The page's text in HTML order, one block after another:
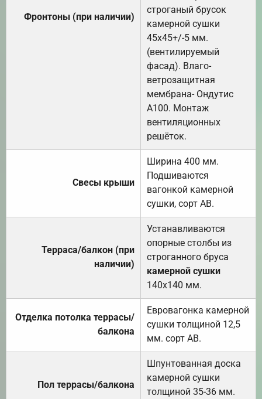
Фронтоны (при наличии)
строганый брусок
камерной сушки
45х45+/-5 мм.
(вентилируемый
фасад). Влаго-
ветрозащитная
мембрана- Ондутис
А100. Монтаж
вентиляционных
решёток.
Свесы крыши
Ширина 400 мм.
Подшиваются
вагонкой камерной
сушки, сорт АВ.
Терраса/балкон (при
наличии)
Устанавливаются
опорные столбы из
строганного бруса
камерной сушки
140х140 мм.
Отделка потолка террасы/
балкона
Евровагонка камерной
сушки толщиной 12,5
мм. сорт АВ.
Пол террасы/балкона
Шпунтованная доска
камерной сушки
толщиной 35-36 мм.